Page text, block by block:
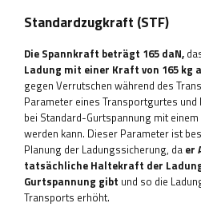
Standardzugkraft (STF)
Die Spannkraft beträgt 165 daN,
Ladung mit einer Kraft von 165 kg
gegen Verrutschen während des
Parameter eines Transportgurtes
bei Standard-Gurtspannung mit
werden kann. Dieser Parameter ist
Planung der Ladungssicherung, da er
tatsächliche Haltekraft der
Gurtspannung gibt und so die
Transports erhöht.